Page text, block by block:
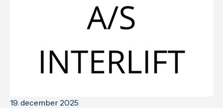
19. december 2025